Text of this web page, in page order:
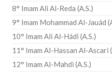
8° Imam Ali Al-Reda (A.S.)
9° Imam Mohammad Al-Jauád
10° Imam Ali Al-Hádi (A.S.)
11° Imam Al-Hassan Al-Ascari
12° Imam Al-Mahdi (A.S.)